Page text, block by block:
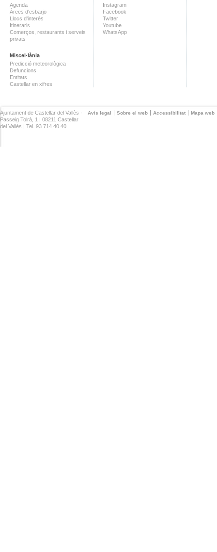
Agenda
Àrees d'esbarjo
Llocs d'interès
Itineraris
Comerços, restaurants i serveis
privats
Miscel·lània
Predicció meteorològica
Defuncions
Entitats
Castellar en xifres
Instagram
Facebook
Twitter
Youtube
WhatsApp
Avís legal Sobre el web Accessibilitat Mapa web
Ajuntament de Castellar del Vallès ·
Passeig Tolrà, 1 | 08211 Castellar
del Vallès | Tel. 93 714 40 40